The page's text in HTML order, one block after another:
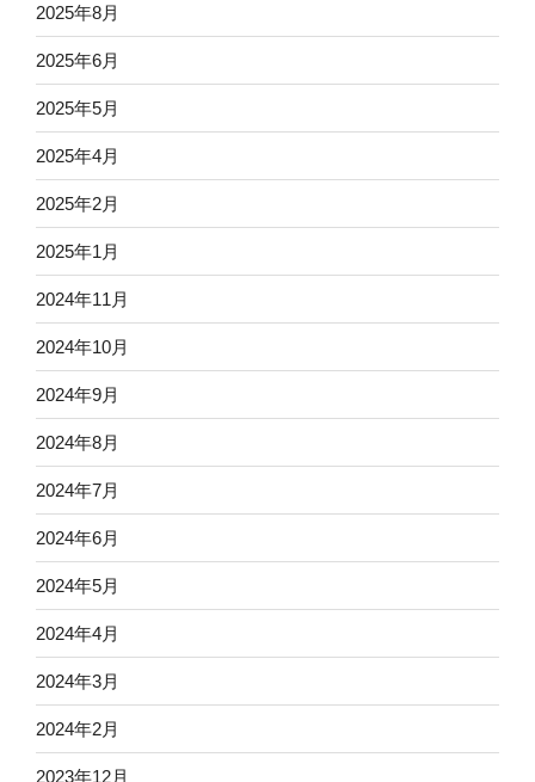
2025年8月
2025年6月
2025年5月
2025年4月
2025年2月
2025年1月
2024年11月
2024年10月
2024年9月
2024年8月
2024年7月
2024年6月
2024年5月
2024年4月
2024年3月
2024年2月
2023年12月